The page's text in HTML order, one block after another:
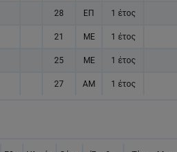
28 ΕΠ 1 έτος
21 ΜΕ 1 έτος
25 ΜΕ 1 έτος
27 ΑΜ 1 έτος